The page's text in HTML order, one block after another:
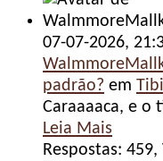
07-07-2026,
padrão? em
Caraaaaca, e o
Leia Mais
Respostas: